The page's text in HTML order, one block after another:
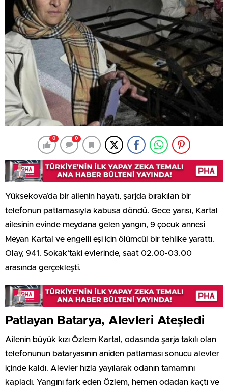
0 0
Yüksekova’da bir ailenin hayatı, şarjda bırakılan bir
telefonun patlamasıyla kabusa döndü. Gece yarısı, Kartal
ailesinin evinde meydana gelen yangın, 9 çocuk annesi
Meyan Kartal ve engelli eşi için ölümcül bir tehlike yarattı.
Olay, 941. Sokak’taki evlerinde, saat 02.00-03.00
arasında gerçekleşti.
Patlayan Batarya, Alevleri Ateşledi
Ailenin büyük kızı Özlem Kartal, odasında şarja takılı olan
telefonunun bataryasının aniden patlaması sonucu alevler
içinde kaldı. Alevler hızla yayılarak odanın tamamını
kapladı. Yangını fark eden Özlem, hemen odadan kaçtı ve